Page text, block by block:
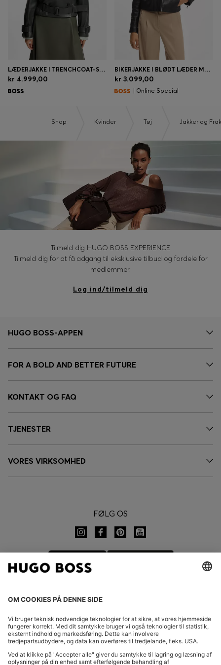
LÆDERJAKKE I TRENCHCOAT-STIL
kr 4.999,00
BIKERJAKKE I BLØDT LÆDER MED KINAKRAVE
kr 3.099,00
| Online Special
Shop Kvinder Tøj Jakker og
Tilmeld dig HUGO BOSS EXPERIENCE
Tilmeld dig for at få adgang til eksklusive tilbud og fordele for
medlemmer.
Log ind/tilmeld dig
HUGO BOSS-APPEN
FOR A BOLD AND BETTER FUTURE
KONTAKT OG FAQ
TJENESTER
VORES VIRKSOMHED
FØLG OS
Indgive fortrydelseOfte stillede spørgsmål Forlag